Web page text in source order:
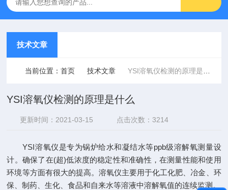
技术文章
当前位置：首页 技术文章 YSI溶氧仪检测的原理是什么
YSI溶氧仪检测的原理是什么
更新时间：2021-03-15 点击次数：3214
YSI溶氧仪是专为锅炉给水和凝结水等ppb级溶解氧测量设
计。确保了在(超)低浓度的稳定性和准确性，在测量性能和使用
环境等方面有很大的提高。溶氧仪主要用于化工化肥、冶金、环
保、制药、生化、食品和自来水等溶液中溶解氧值的连续监测。